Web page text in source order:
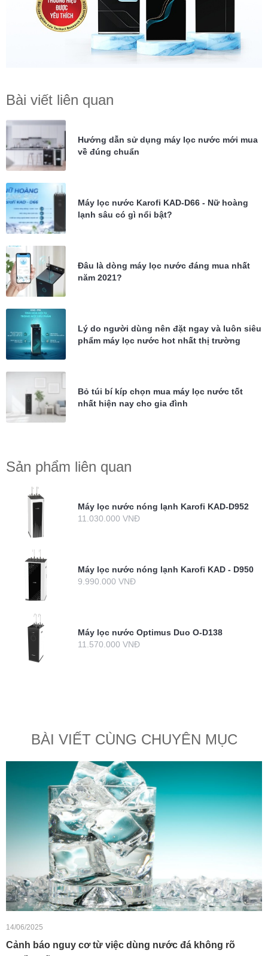
Bài viết liên quan
Hướng dẫn sử dụng máy lọc nước mới mua
về đúng chuẩn
Máy lọc nước Karofi KAD-D66 - Nữ hoàng
lạnh sâu có gì nổi bật?
Đâu là dòng máy lọc nước đáng mua nhất
năm 2021?
Lý do người dùng nên đặt ngay và luôn siêu
phẩm máy lọc nước hot nhất thị trường
Bỏ túi bí kíp chọn mua máy lọc nước tốt
nhất hiện nay cho gia đình
Sản phẩm liên quan
Máy lọc nước nóng lạnh Karofi KAD-D952
11.030.000 VNĐ
Máy lọc nước nóng lạnh Karofi KAD - D950
9.990.000 VNĐ
Máy lọc nước Optimus Duo O-D138
11.570.000 VNĐ
BÀI VIẾT CÙNG CHUYÊN MỤC
14/06/2025
Cảnh báo nguy cơ từ việc dùng nước đá không rõ